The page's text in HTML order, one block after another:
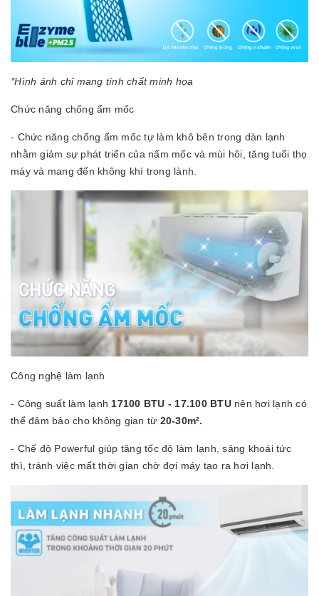
*Hình ảnh chỉ mang tính chất minh họa
Chức năng chống ẩm mốc
- Chức năng chống ẩm mốc tự làm khô bên trong dàn lạnh
nhằm giảm sự phát triển của nấm mốc và mùi hôi, tăng tuổi thọ
máy và mang đến không khí trong lành.
Công nghệ làm lạnh
- Công suất làm lạnh17100 BTU - 17.100 BTUnên hơi lạnh có
thể đảm bảo cho không gian từ 20-30m².
- Chế độ Powerful giúp tăng tốc độ làm lạnh, sảng khoái tức
thì, tránh việc mất thời gian chờ đợi máy tạo ra hơi lạnh.